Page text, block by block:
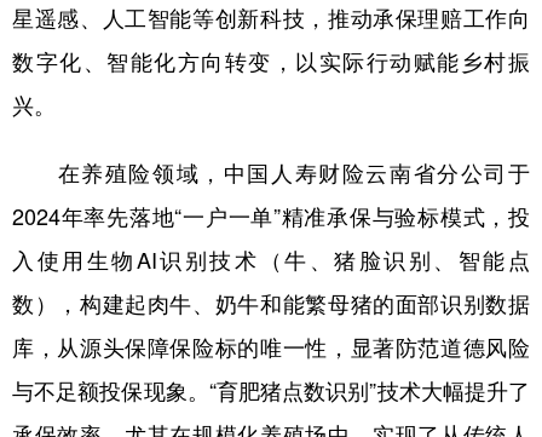
星遥感、人工智能等创新科技，推动承保理赔工作向
数字化、智能化方向转变，以实际行动赋能乡村振
兴。
在养殖险领域，中国人寿财险云南省分公司于
2024年率先落地“一户一单”精准承保与验标模式，投
入使用生物AI识别技术（牛、猪脸识别、智能点
数），构建起肉牛、奶牛和能繁母猪的面部识别数据
库，从源头保障保险标的唯一性，显著防范道德风险
与不足额投保现象。“育肥猪点数识别”技术大幅提升了